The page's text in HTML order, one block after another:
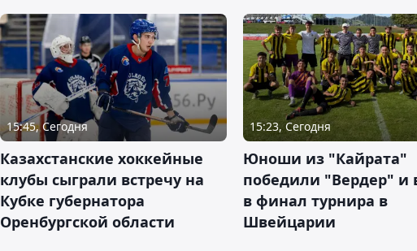
15:45, Сегодня
Казахстанские хоккейные
клубы сыграли встречу на
Кубке губернатора
Оренбургской области
15:23, Сегодня
Юноши из "Кайрата"
победили "Вердер"
в финал турнира в
Швейцарии